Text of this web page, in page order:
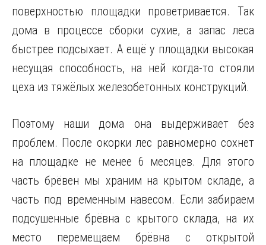
поверхностью площадки проветривается. Так
дома в процессе сборки сухие, а запас леса
быстрее подсыхает. А ещё у площадки высокая
несущая способность, на ней когда-то стояли
цеха из тяжёлых железобетонных конструкций.
Поэтому наши дома она выдерживает без
проблем. После окорки лес равномерно сохнет
на площадке не менее 6 месяцев. Для этого
часть брёвен мы храним на крытом складе, а
часть под временным навесом. Если забираем
подсушенные брёвна с крытого склада, на их
место перемещаем брёвна с открытой